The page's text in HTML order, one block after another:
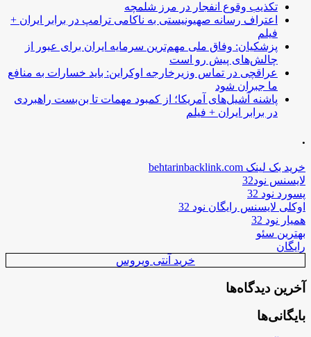
تکذیب وقوع انفجار در مرز شلمچه
اعتراف رسانه صهیونیستی به ناکامی ترامپ در برابر ایران +
فیلم
پزشکیان: وفاق ملی مهم‌ترین سرمایه ایران برای عبور از
چالش‌های پیش رو است
عراقچی در تماس وزیرخارجه اوکراین: باید خسارات به منافع
ما جبران شود
پاشنه آشیل‌های آمریکا؛ از کمبود مهمات تا بن‌بست راهبردی
در برابر ایران + فیلم
.
خرید بک لینک behtarinbacklink.com
لایسنس نود32
پسورد نود 32
اوکلی لایسنس رایگان نود 32
همیار نود 32
بهترین سئو
رایگان
خرید آنتی ویروس
آخرین دیدگاه‌ها
بایگانی‌ها